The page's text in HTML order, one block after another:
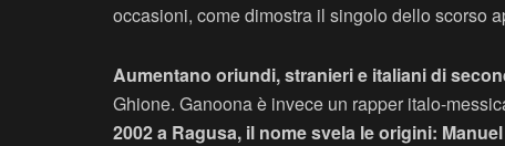
occasioni, come dimostra il singolo dello scorso
Aumentano oriundi, stranieri e italiani di
Ghione. Ganoona è invece un rapper italo-
2002 a Ragusa, il nome svela le origini: